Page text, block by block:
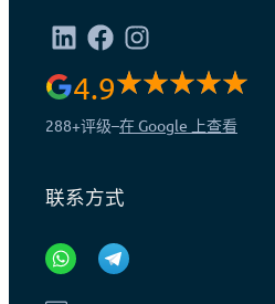
4.9
288+评级–在 Google 上查看
联系方式